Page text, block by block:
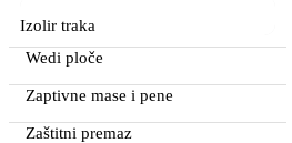
Izolir traka
Wedi ploče
Zaptivne mase i pene
Zaštitni premaz